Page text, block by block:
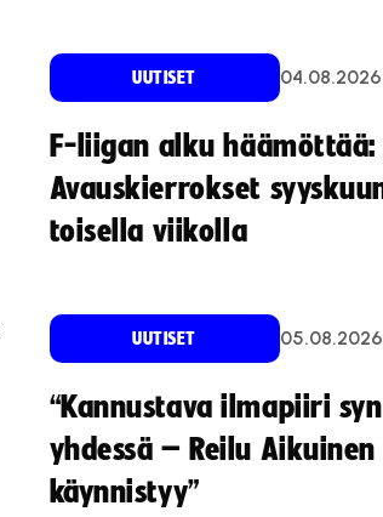
UUTISET 04.08.2026
F-liigan alku häämöttää:
Avauskierrokset
toisella viikolla
UUTISET 05.08.2026
“Kannustava ilmapiiri
yhdessä – Reilu
käynnistyy”